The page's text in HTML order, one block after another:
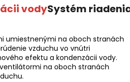
vodySystém
umiestnenými na oboch stranách
vzduchu vo vnútri
efektu a kondenzácii vody.
na oboch stranách